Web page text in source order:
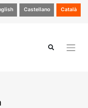
Castellano Català